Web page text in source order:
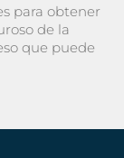
para obtener
de la
que puede